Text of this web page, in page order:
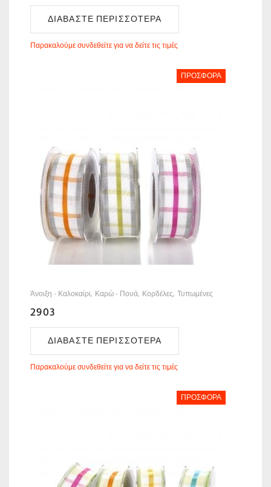
ΔΙΑΒΆΣΤΕ ΠΕΡΙΣΣΌΤΕΡΑ
Παρακαλούμε συνδεθείτε για να δείτε τις τιμές
ΠΡΟΣΦΟΡΆ
Άνοιξη - Καλοκαίρι Καρώ - Πουά Κορδέλες Τυπωμένες
2903
ΔΙΑΒΆΣΤΕ ΠΕΡΙΣΣΌΤΕΡΑ
Παρακαλούμε συνδεθείτε για να δείτε τις τιμές
ΠΡΟΣΦΟΡΆ